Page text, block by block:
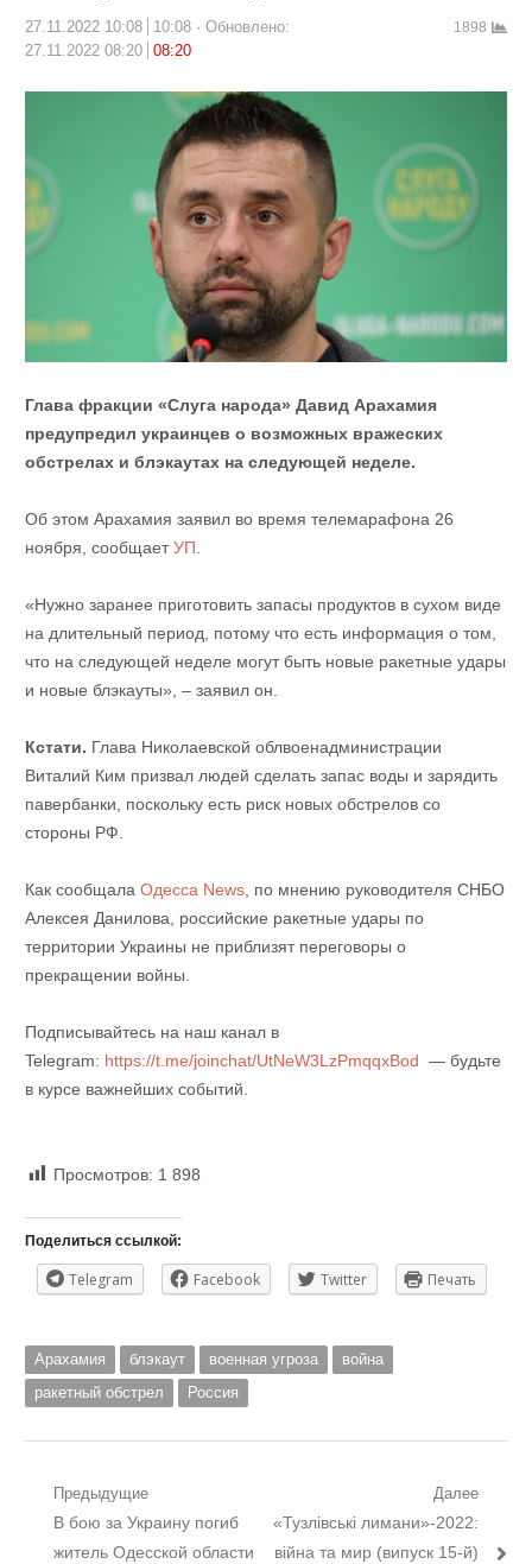
27.11.2022 10:08 10:08
Обновлено:
27.11.2022 08:20
08:20
1898
Глава фракции «Слуга народа» Давид Арахамия
предупредил украинцев о возможных вражеских
обстрелах и блэкаутах на следующей неделе.
Об этом Арахамия заявил во время телемарафона 26
ноября, сообщаетУП
«Нужно заранее приготовить запасы продуктов в сухом виде
на длительный период, потому что есть информация о том,
что на следующей неделе могут быть новые ракетные удары
и новые блэкауты», – заявил он.
Кстати. Глава Николаевской облвоенадминистрации
Виталий Ким призвал людей сделать запас воды и зарядить
павербанки, поскольку есть риск новых обстрелов со
стороны РФ.
Как сообщала Одесса News, по мнению руководителя СНБО
Алексея Данилова, российские ракетные удары по
территории Украины не приблизят переговоры о
прекращении войны.
Подписывайтесь на наш канал в
Telegram: https://t.me/joinchat/UtNeW3LzPmqqxBod — будьте
в курсе важнейших событий.
Просмотров: 1 898
Поделиться ссылкой:
Telegram Facebook Twitter Печать
Арахамия блэкаут военная угроза
война
ракетный обстрел
Россия
Навигация
по
Предыдущие
Предыдущий
пост:
В бою за Украину погиб
житель Одесской области
Далее
Следующий
пост:
«Тузлівські лимани»-2022:
війна та мир (випуск 15-й)